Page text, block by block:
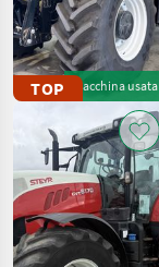
TOP Macchina usata